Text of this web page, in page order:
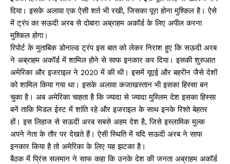
दिया। इसके अलावा एक ऐसी शर्त भी रखी, जिसका पूरा होना मुश्किल है। ऐसे
में ट्रंप का सऊदी अरब से दोबारा अब्राहम अकॉर्ड के लिए अपील करना
मुश्किल होगा।
रिपोर्ट के मुताबिक डोनाल्ड ट्रंप इस बात को लेकर निराश हुए कि सऊदी अरब
ने अब्राहम अकॉर्ड में शामिल होने से साफ इनकार कर दिया। इसकी शुरुआत
अमेरिका और इजराइल ने 2020 में की थी। इसमें यूएई और बहरीन जैसे देशों
को शामिल किया गया था। इसके अलावा कजाखस्तान भी इसका हिस्सा बन
चुका है। अब अमेरिका चाहता है कि ज्यादा से ज्यादा मुस्लिम देश इसका हिस्सा
बनें ताकि मिडल ईस्ट में शांति रहे और इजराइल के साथ इनके रिश्ते बेहतर
हों। इस लिहाज से सऊदी अरब सबसे अहम देश है, जिसे इस्लामिक मुल्क
अपने नेता के तौर पर देखते हैं। ऐसी स्थिति में यदि सऊदी अरब ने साफ
इनकार किया है तो अमेरिका के लिए यह झटका है।
बैठक में प्रिंस सलमान ने साफ कहा कि उनके देश की जनता अब्राहम अकॉर्ड